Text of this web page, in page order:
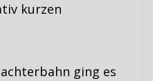
kurzen
ging es